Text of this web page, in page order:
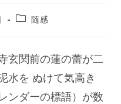
投
テ
ゴ
リ
ー:
随感
玄関前の蓮の蕾が二
水を ぬけて気高き
ンダーの標語）が数